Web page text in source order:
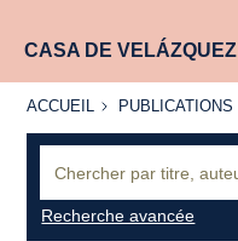
CASA DE VELÁZQUEZ
ACCUEIL
ACCUEIL PUBLICATIONS
PUBLICATIONS
Recherche avancée